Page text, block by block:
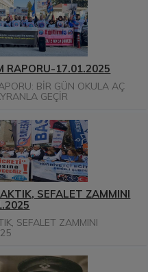
RAPORU-17.01.2025
BİR GÜN OKULA AÇ
GEÇİR
SEFALET ZAMMINI
SEFALET ZAMMINI